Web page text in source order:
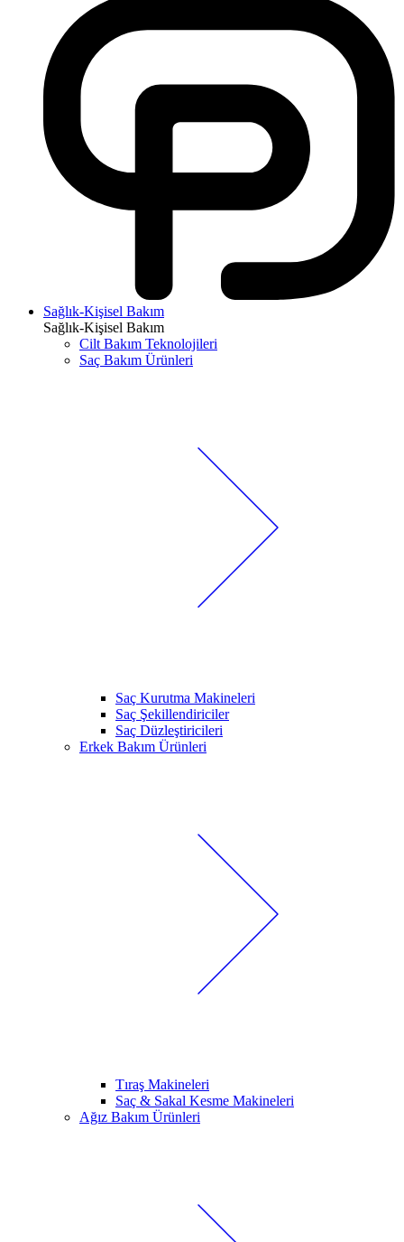
Sağlık-Kişisel Bakım
Sağlık-Kişisel Bakım
Cilt Bakım Teknolojileri
Saç Bakım Ürünleri
Saç Kurutma Makineleri
Saç Şekillendiriciler
Saç Düzleştiricileri
Erkek Bakım Ürünleri
Tıraş Makineleri
Saç & Sakal Kesme Makineleri
Ağız Bakım Ürünleri